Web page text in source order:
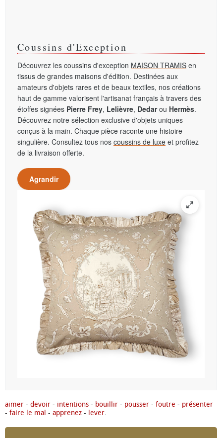
Coussins d'Exception
Découvrez les coussins d'exception MAISON TRAMIS en
tissus de grandes maisons d'édition. Destinées aux
amateurs d'objets rares et de beaux textiles, nos créations
haut de gamme valorisent l'artisanat français à travers des
étoffes signées Pierre Frey, Lelièvre, Dedarou Hermès.
Découvrez notre sélection exclusive d'objets uniques
conçus à la main. Chaque pièce raconte une histoire
singulière. Consultez tous nos coussins de luxe et profitez
de la livraison offerte.
Agrandir
aimer - devoir - intentions - bouillir - pousser - foutre - présenter
- faire le mal - apprenez - lever.